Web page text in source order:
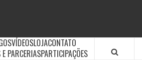
VÍDEOSLOJACONTATO
PARCERIASPARTICIPAÇÕES